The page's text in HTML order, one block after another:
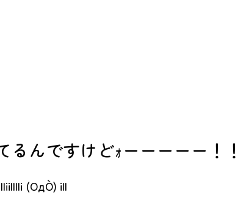
るんですけどｫーーーーー！
(OдO`) il|